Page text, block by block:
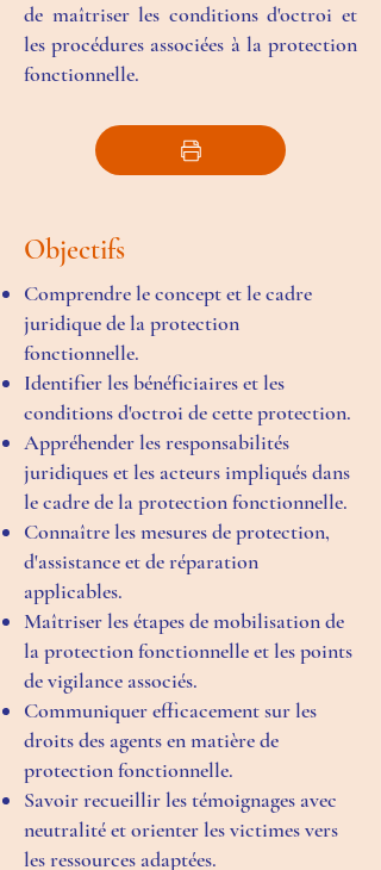
de maîtriser les conditions d'octroi et
les procédures associées à la protection
fonctionnelle.
Objectifs
Comprendre le concept et le cadre
juridique de la protection
fonctionnelle.
Identifier les bénéficiaires et les
conditions d'octroi de cette protection.
Appréhender les responsabilités
juridiques et les acteurs impliqués dans
le cadre de la protection fonctionnelle.
Connaître les mesures de protection,
d'assistance et de réparation
applicables.
Maîtriser les étapes de mobilisation de
la protection fonctionnelle et les points
de vigilance associés.
Communiquer efficacement sur les
droits des agents en matière de
protection fonctionnelle.
Savoir recueillir les témoignages avec
neutralité et orienter les victimes vers
les ressources adaptées.